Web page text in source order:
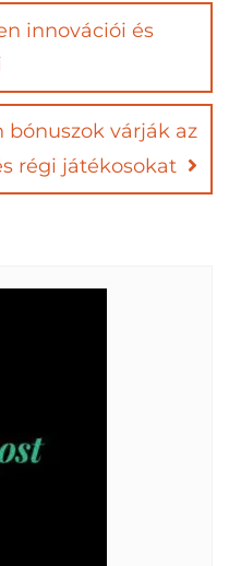
innovációi és
bónuszok várják az
régi játékosokat